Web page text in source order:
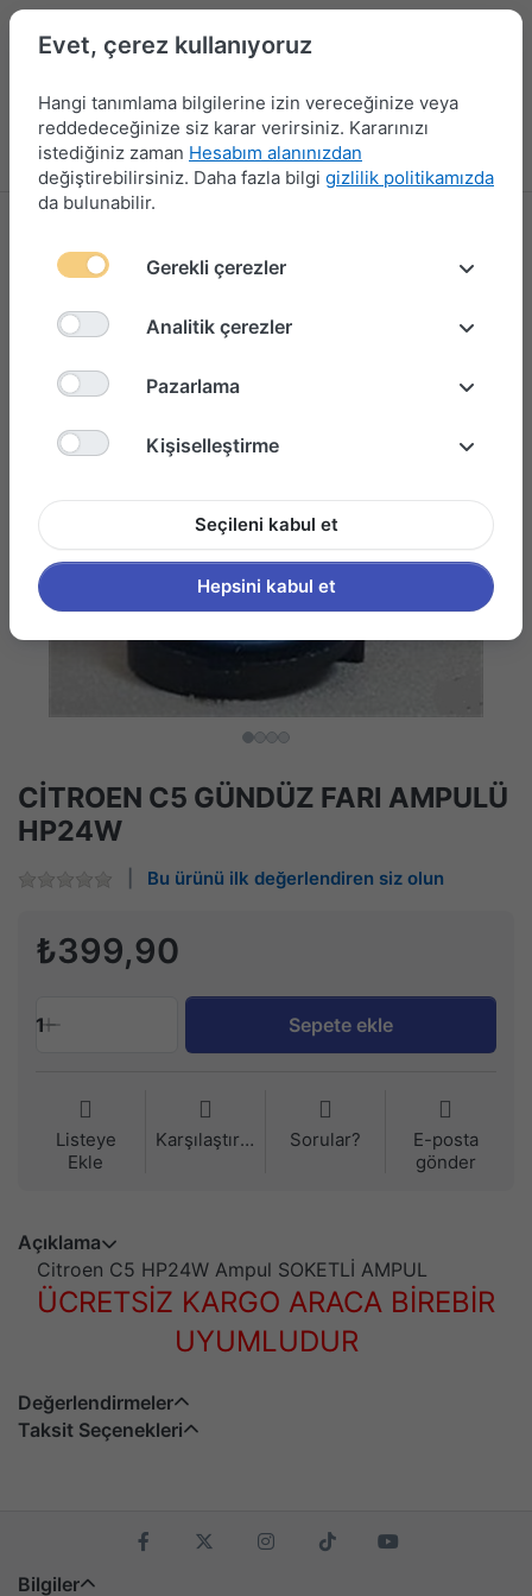
Menü Giriş yap Karşılaştırma Favori Listesi
CİTROEN C5 GÜNDÜZ FARI AMPULÜ
HP24W
Bu ürünü ilk değerlendiren siz olun
₺399,90
1 Sepete ekle
Listeye
Ekle
Karşılaştırma Sorular?
E-posta
gönder
Açıklama
Citroen C5 HP24W Ampul SOKETLİ AMPUL
ÜCRETSİZ KARGO ARACA BİREBİR
UYUMLUDUR
Değerlendirmeler
Taksit Seçenekleri
Bilgiler
Evet, çerez kullanıyoruz
Hangi tanımlama bilgilerine izin vereceğinize veya
reddedeceğinize siz karar verirsiniz. Kararınızı
istediğiniz zaman Hesabım alanınızdan
değiştirebilirsiniz. Daha fazla bilgi gizlilik politikamızda
da bulunabilir.
Gerekli çerezler
Analitik çerezler
Pazarlama
Kişiselleştirme
Seçileni kabul et
Hepsini kabul et